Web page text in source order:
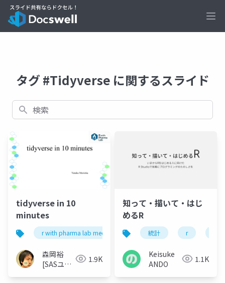
タグ #Tidyverse に関するスライド
検索
tidyverse in 10
minutes
r with pharma lab meetup 1
森岡裕
[SASユー
1.9K
知って・描いて・はじ
めるR
統計 r
Keisuke
ANDO
1.1K